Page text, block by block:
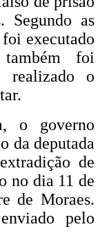
Segundo as
executado
foi
realizado o
o governo
da deputada
de
no dia 11 de
de Moraes.
pelo